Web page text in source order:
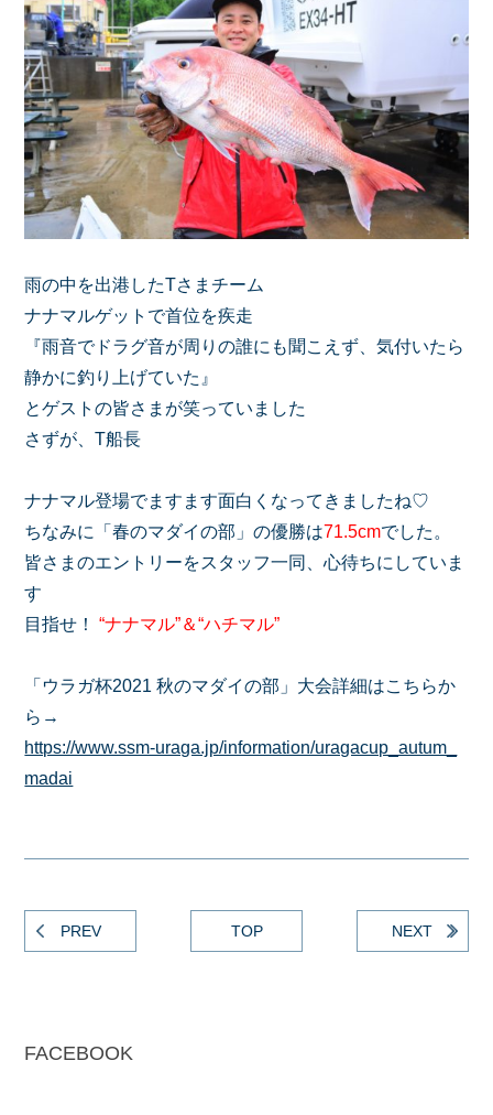
雨の中を出港したTさまチーム
ナナマルゲットで首位を疾走
『雨音でドラグ音が周りの誰にも聞こえず、気付いたら
静かに釣り上げていた』
とゲストの皆さまが笑っていました
さずが、T船長
ナナマル登場でますます面白くなってきましたね♡
ちなみに「春のマダイの部」の優勝は71.5cmでした。
皆さまのエントリーをスタッフ一同、心待ちにしていま
す
目指せ！“ナナマル”＆“ハチマル”
「ウラガ杯2021 秋のマダイの部」大会詳細はこちらか
ら→
https://www.ssm-uraga.jp/information/uragacup_autum_
madai
PREV TOP NEXT
FACEBOOK